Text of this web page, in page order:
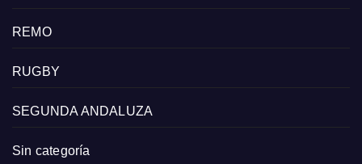
REMO
RUGBY
SEGUNDA ANDALUZA
Sin categoría